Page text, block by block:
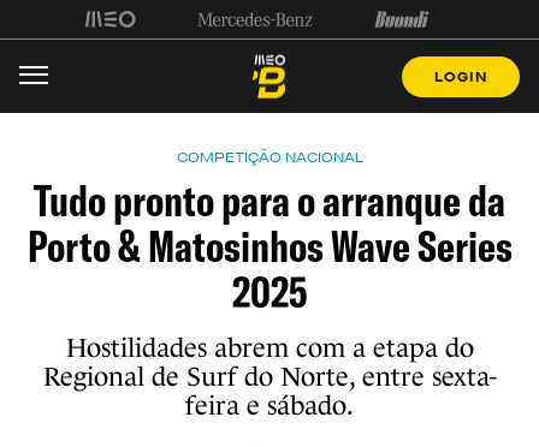
LOGIN
COMPETIÇÃO NACIONAL
Tudo pronto para o arranque da
Porto & Matosinhos Wave Series
2025
Hostilidades abrem com a etapa do
Regional de Surf do Norte, entre sexta-
feira e sábado.